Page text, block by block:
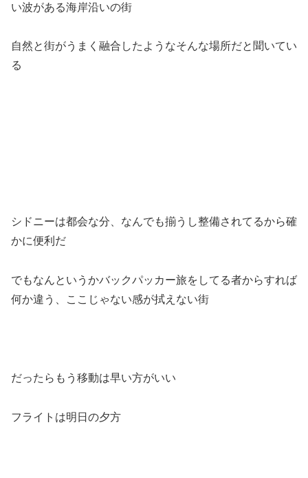
い波がある海岸沿いの街
自然と街がうまく融合したようなそんな場所だと聞いてい
る
シドニーは都会な分、なんでも揃うし整備されてるから確
かに便利だ
でもなんというかバックパッカー旅をしてる者からすれば
何か違う、ここじゃない感が拭えない街
だったらもう移動は早い方がいい
フライトは明日の夕方